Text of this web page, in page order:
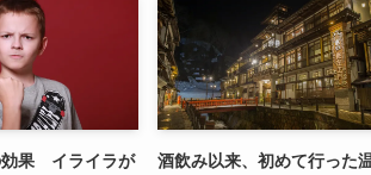
効果 イライラが 酒飲み以来、初めて行った